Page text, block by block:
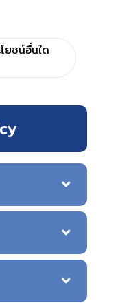
ยชน์อื่นใด